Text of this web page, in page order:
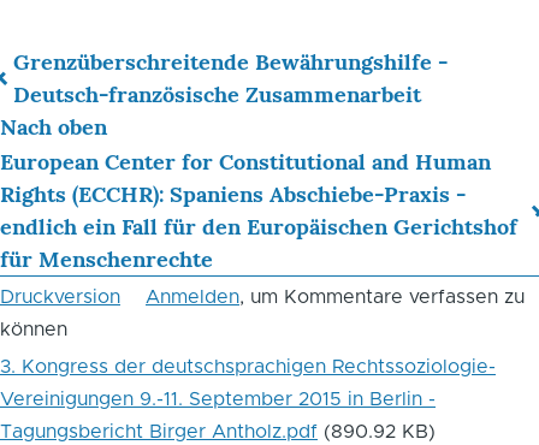
Links
für
das
Blättern
im
Buch
Tagungsberichte
Grenzüberschreitende Bewährungshilfe -
Deutsch-französische Zusammenarbeit
Nach oben
European Center for Constitutional and Human
Rights (ECCHR): Spaniens Abschiebe-Praxis -
endlich ein Fall für den Europäischen Gerichtshof
für Menschenrechte
Druckversion Anmelden, um Kommentare verfassen zu
können
3. Kongress der deutschsprachigen Rechtssoziologie-
Vereinigungen 9.-11. September 2015 in Berlin -
Tagungsbericht Birger Antholz.pdf (890.92 KB)